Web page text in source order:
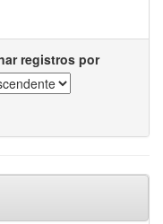
registros por